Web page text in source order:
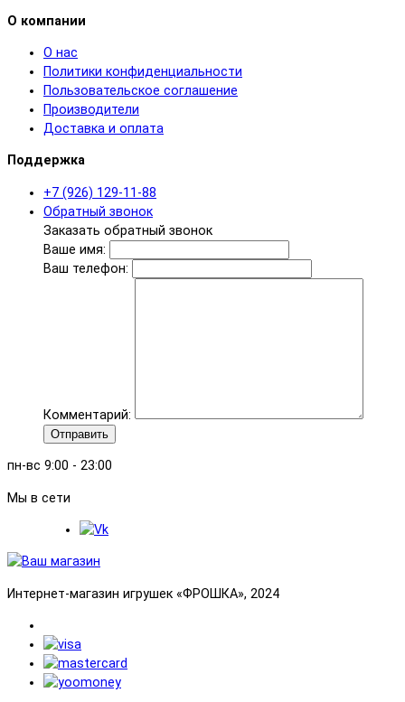
О компании
О нас
Политики конфиденциальности
Пользовательское соглашение
Производители
Доставка и оплата
Поддержка
+7 (926) 129-11-88
Обратный звонок
Заказать обратный звонок
Ваше имя:
Ваш телефон:
Комментарий:
Отправить
пн-вс 9:00 - 23:00
Мы в сети
Интернет-магазин игрушек «ФРОШКА», 2024